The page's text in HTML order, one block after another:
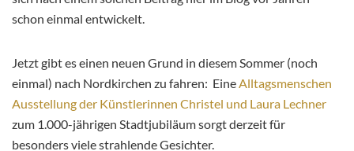
schon einmal entwickelt.
Jetzt gibt es einen neuen Grund in diesem Sommer (noch
einmal) nach Nordkirchen zu fahren: ​EineAlltagsmenschen
Ausstellung der Künstlerinnen Christel und Laura Lechner
zum 1.000-jährigen Stadtjubiläum sorgt derzeit für
besonders viele strahlende Gesichter.